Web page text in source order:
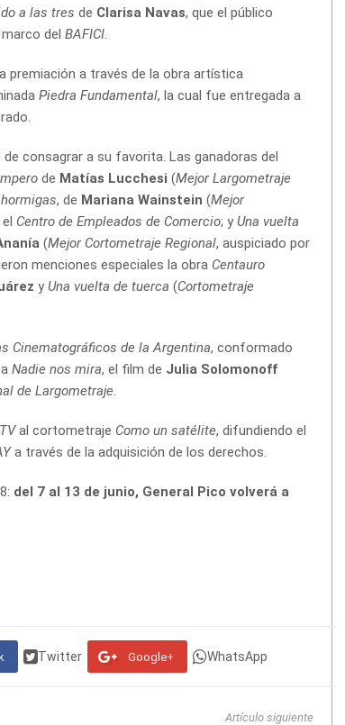
a las tres de Clarisa Navas, que el público
del BAFICI.
premiación a través de la obra artística
Piedra Fundamental, la cual fue entregada a
consagrar a su favorita. Las ganadoras del
de Matías Lucchesi (Mejor Largometraje
, de Mariana Wainstein (Mejor
Centro de Empleados de Comercio; y Una vuelta
(Mejor Cortometraje Regional, auspiciado por
menciones especiales la obra Centauro
y Una vuelta de tuerca (Cortometraje
Cinematográficos de la Argentina, conformado
Nadie nos mira, el film de Julia Solomonoff
de Largometraje.
al cortometraje Como un satélite, difundiendo el
a través de la adquisición de los derechos.
del 7 al 13 de junio, General Pico volverá a
Twitter Google+ WhatsApp
Artículo siguiente